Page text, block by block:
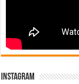
Instagram